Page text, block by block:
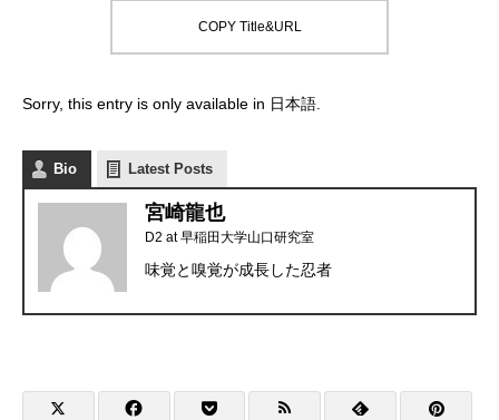
COPY Title&URL
Sorry, this entry is only available in 日本語
Bio Latest Posts
宮崎龍也
D2 at早稲田大学山口研究室
味覚と嗅覚が成長した忍者